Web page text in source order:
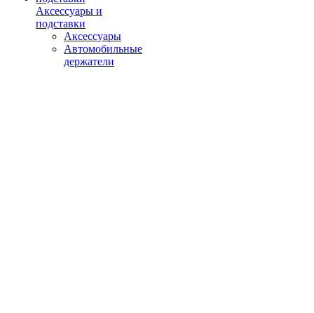
Аксессуары и
подставки
Аксессуары
Автомобильные
держатели